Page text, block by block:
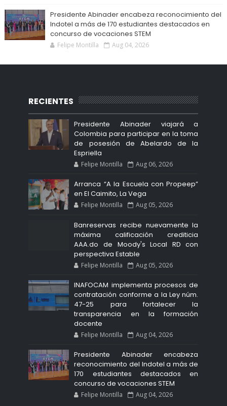
Presidente Abinader encabeza reconocimiento del
Indotel a más de 170 estudiantes destacados en
concurso de vocaciones STEM
Felipe Montilla Aug 04, 2026
RECIENTES
Presidente Abinader viajará a
Colombia para participar en la toma
de posesión de Abelardo de la
Espriella
Felipe Montilla Aug 06, 2026
Arranca “A la Escuela con Propeep”
en El Caimito, La Vega
Felipe Montilla Aug 05, 2026
Banreservas recibe nuevamente la
máxima calificación crediticia
AAA.do de Moody's Local RD con
perspectiva Estable
Felipe Montilla Aug 05, 2026
INAFOCAM implementa procesos de
contratación conforme a la Ley núm.
47-25 para fortalecer la
transparencia en la formación
docente
Felipe Montilla Aug 04, 2026
Presidente Abinader encabeza
reconocimiento del Indotel a más de
170 estudiantes destacados en
concurso de vocaciones STEM
Felipe Montilla Aug 04, 2026